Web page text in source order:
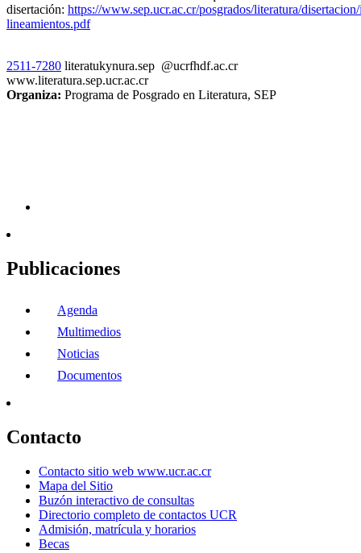
disertación: https://www.sep.ucr.ac.cr/posgrados/literatura/
lineamientos.pdf
2511-7280 literatukynura.sep @ucrfhdf.ac.cr
www.literatura.sep.ucr.ac.cr
Organiza: Programa de Posgrado en Literatura, SEP
Publicaciones
Agenda
Multimedios
Noticias
Documentos
Contacto
Contacto sitio web www.ucr.ac.cr
Mapa del Sitio
Buzón interactivo de consultas
Directorio completo de contactos UCR
Admisión, matrícula y horarios
Becas